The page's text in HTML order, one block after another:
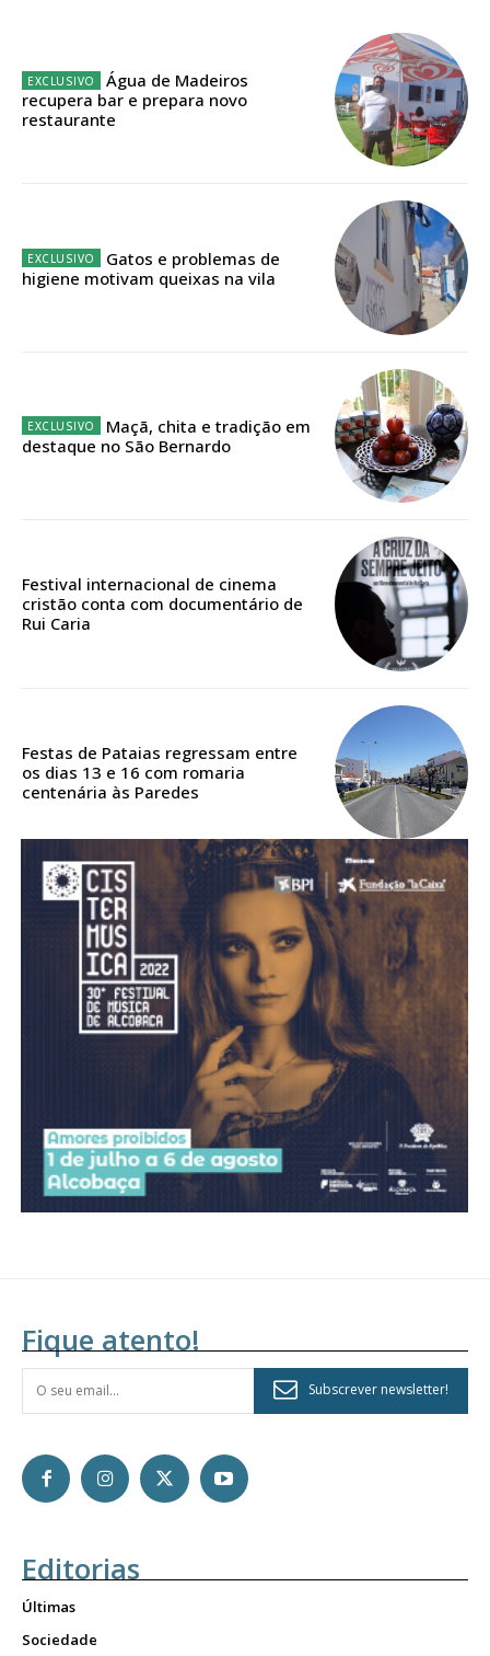
Escolha o plano de assinatura desejado:
32€
Edição em papel entregue à Quinta-feira em sua
casa
Acesso ao conteúdo online
Acesso aos conteúdos Exclusivos para
Escolha o plano
DIGITAL ANUAL
16
12 meses
Acesso ao conteúdo online
Acesso aos conteúdos Exclusivos para
assinantes
Ofertas para assinatura anual
Escolha o plano
Água de Madeiros
recupera bar e prepara novo
restaurante
Gatos e problemas de
higiene motivam queixas na vila
Maçã, chita e tradição em
destaque no São Bernardo
Festival internacional de cinema
cristão conta com documentário de
Rui Caria
Festas de Pataias regressam entre
os dias 13 e 16 com romaria
centenária às Paredes
Fique atento!
Subscrever newsletter!
Editorias
Últimas
Sociedade